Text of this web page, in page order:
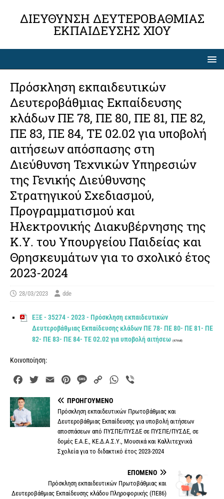
ΔΙΕΎΘΥΝΣΗ ΔΕΥΤΕΡΟΒΆΘΜΙΑΣ
ΕΚΠΑΊΔΕΥΣΗΣ ΧΊΟΥ
Πρόσκληση εκπαιδευτικών
Δευτεροβάθμιας Εκπαίδευσης
κλάδων ΠΕ 78, ΠΕ 80, ΠΕ 81, ΠΕ 82,
ΠΕ 83, ΠΕ 84, ΤΕ 02.02 για υποβολή
αιτήσεων απόσπασης στη
Διεύθυνση Τεχνικών Υπηρεσιών
της Γενικής Διεύθυνσης
Στρατηγικού Σχεδιασμού,
Προγραμματισμού και
Ηλεκτρονικής Διακυβέρνησης της
Κ.Υ. του Υπουργείου Παιδείας και
Θρησκευμάτων για το σχολικό έτος
2023-2024
28/03/2023 dde
ΕΞΕ - 35274 - 2023 - Πρόσκληση εκπαιδευτικών
Δευτεροβάθμιας Εκπαίδευσης κλάδων ΠΕ 78- ΠΕ 80- ΠΕ 81- ΠΕ
82- ΠΕ 83- ΠΕ 84- ΤΕ 02.02 για υποβολή αιτήσεω (479 kB)
Κοινοποίηση:
c
e
b
i
t
t
a
n
t
e
r
e
M
s
s
a
e
p
y
L
n
W
t
s
p
e
r
ΠΡΟΗΓΟΎΜΕΝΟ
Πρόσκληση εκπαιδευτικών Πρωτοβάθμιας και
Δευτεροβάθμιας Εκπαίδευσης για υποβολή αιτήσεων
αποσπάσεων από ΠΥΣΠΕ/ΠΥΣΔΕ σε ΠΥΣΠΕ/ΠΥΣΔΕ, σε
δομές Ε.Α.Ε., ΚΕ.Δ.Α.Σ.Υ., Μουσικά και Καλλιτεχνικά
Σχολεία για το διδακτικό έτος 2023-2024
ΕΠΌΜΕΝΟ
Πρόσκληση εκπαιδευτικών Πρωτοβάθμιας και
Δευτεροβάθμιας Εκπαίδευσης κλάδου Πληροφορικής (ΠΕ86)